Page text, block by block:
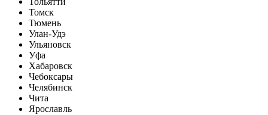
Томск
Тюмень
Улан-Удэ
Ульяновск
Уфа
Хабаровск
Чебоксары
Челябинск
Чита
Ярославль